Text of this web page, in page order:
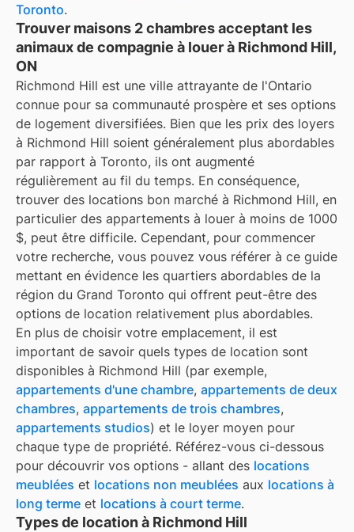
Toronto.
Trouver maisons 2 chambres acceptant les
animaux de compagnie à louer à Richmond Hill,
ON
Richmond Hill est une ville attrayante de l'Ontario
connue pour sa communauté prospère et ses options
de logement diversifiées. Bien que les prix des loyers
à Richmond Hill soient généralement plus abordables
par rapport à Toronto, ils ont augmenté
régulièrement au fil du temps. En conséquence,
trouver des locations bon marché à Richmond Hill, en
particulier des appartements à louer à moins de 1000
$, peut être difficile. Cependant, pour commencer
votre recherche, vous pouvez vous référer à ce guide
mettant en évidence les quartiers abordables de la
région du Grand Toronto qui offrent peut-être des
options de location relativement plus abordables.
En plus de choisir votre emplacement, il est
important de savoir quels types de location sont
disponibles à Richmond Hill (par exemple,
appartements d'une chambre, appartements de deux
chambres, appartements de trois chambres,
appartements studios) et le loyer moyen pour
chaque type de propriété. Référez-vous ci-dessous
pour découvrir vos options - allant des locations
meublées et locations non meublées aux locations à
long terme et locations à court terme.
Types de location à Richmond Hill